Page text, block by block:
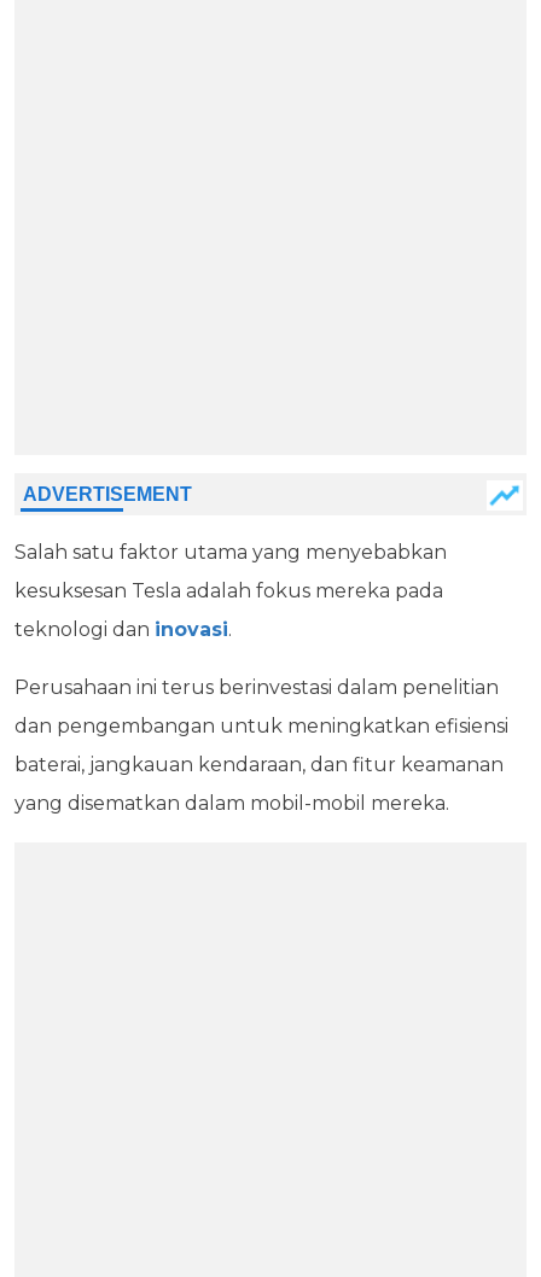
Salah satu faktor utama yang menyebabkan
kesuksesan Tesla adalah fokus mereka pada
teknologi dan inovasi.
Perusahaan ini terus berinvestasi dalam penelitian
dan pengembangan untuk meningkatkan efisiensi
baterai, jangkauan kendaraan, dan fitur keamanan
yang disematkan dalam mobil-mobil mereka.